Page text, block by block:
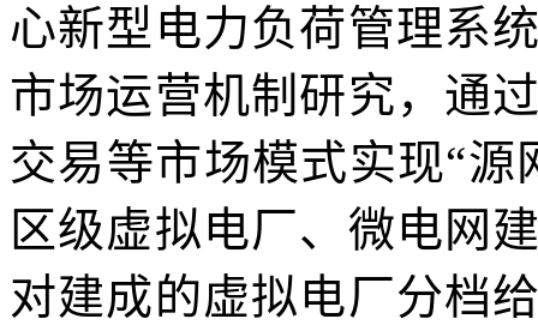
心新型电力负荷管理系
市场运营机制研究，通
交易等市场模式实现“
区级虚拟电厂、微电网
对建成的虚拟电厂分档